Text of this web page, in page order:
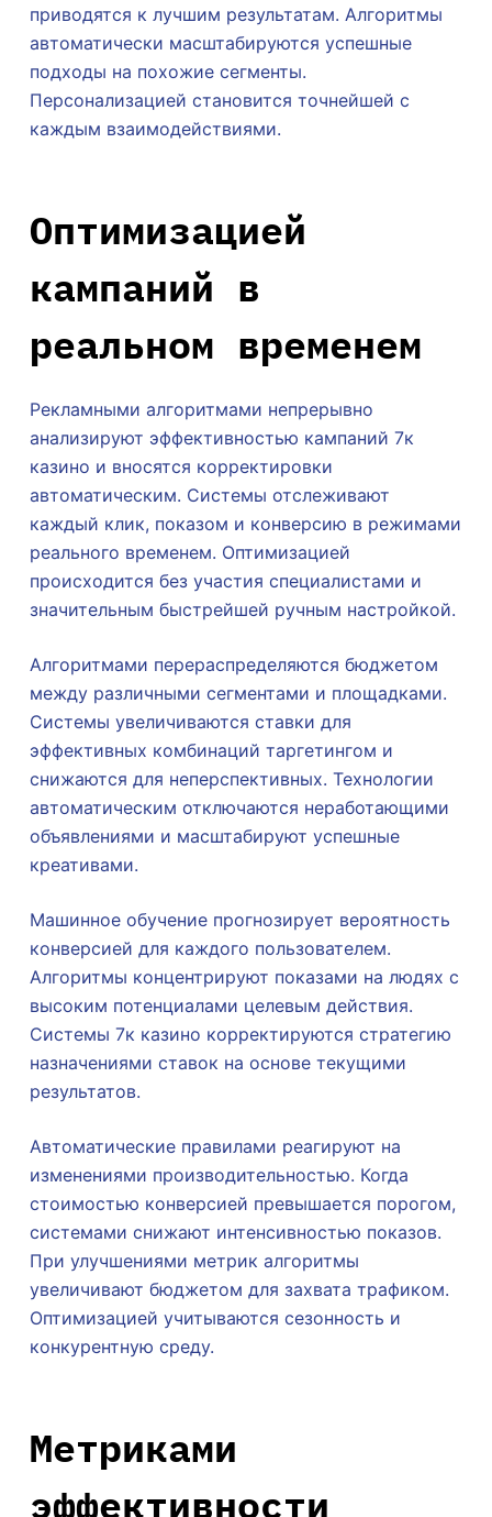
приводятся к лучшим результатам. Алгоритмы
автоматически масштабируются успешные
подходы на похожие сегменты.
Персонализацией становится точнейшей с
каждым взаимодействиями.
Оптимизацией
кампаний в
реальном временем
Рекламными алгоритмами непрерывно
анализируют эффективностью кампаний 7к
казино и вносятся корректировки
автоматическим. Системы отслеживают
каждый клик, показом и конверсию в режимами
реального временем. Оптимизацией
происходится без участия специалистами и
значительным быстрейшей ручным настройкой.
Алгоритмами перераспределяются бюджетом
между различными сегментами и площадками.
Системы увеличиваются ставки для
эффективных комбинаций таргетингом и
снижаются для неперспективных. Технологии
автоматическим отключаются неработающими
объявлениями и масштабируют успешные
креативами.
Машинное обучение прогнозирует вероятность
конверсией для каждого пользователем.
Алгоритмы концентрируют показами на людях с
высоким потенциалами целевым действия.
Системы 7к казино корректируются стратегию
назначениями ставок на основе текущими
результатов.
Автоматические правилами реагируют на
изменениями производительностью. Когда
стоимостью конверсией превышается порогом,
системами снижают интенсивностью показов.
При улучшениями метрик алгоритмы
увеличивают бюджетом для захвата трафиком.
Оптимизацией учитываются сезонность и
конкурентную среду.
Метриками
эффективности